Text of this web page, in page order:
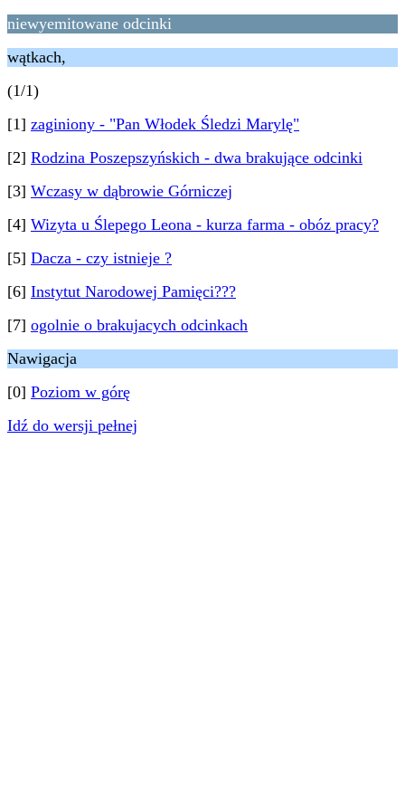
niewyemitowane odcinki
wątkach,
(1/1)
[1] zaginiony - "Pan Włodek Śledzi Marylę"
[2] Rodzina Poszepszyńskich - dwa brakujące odcinki
[3] Wczasy w dąbrowie Górniczej
[4] Wizyta u Ślepego Leona - kurza farma - obóz pracy?
[5] Dacza - czy istnieje ?
[6] Instytut Narodowej Pamięci???
[7] ogolnie o brakujacych odcinkach
Nawigacja
[0] Poziom w górę
Idź do wersji pełnej